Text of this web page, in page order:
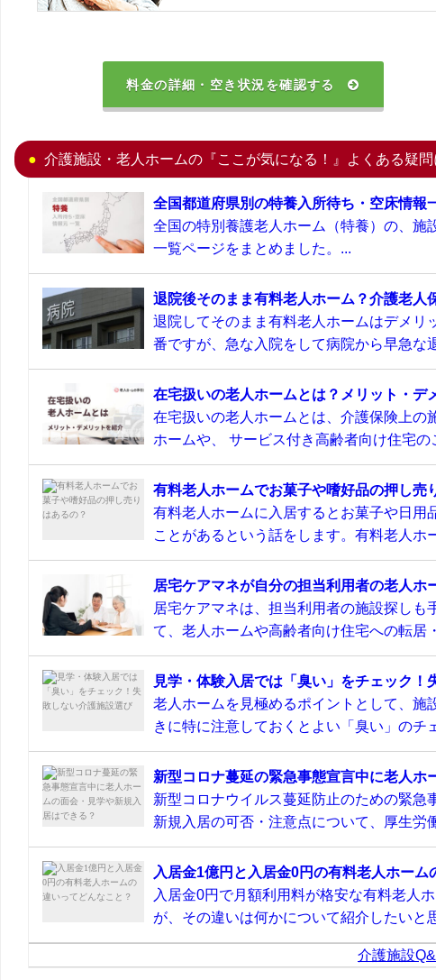
料金の詳細・空き状況を確認する
介護施設・老人ホームの『ここが気になる！』よくある疑問
全国都道府県別の特養入所待ち・空床情報
全国の特別養護老人ホーム（特養）の、施
一覧ページをまとめました。...
退院後そのまま有料老人ホーム？介護老人
退院してそのまま有料老人ホームはデメリ
番ですが、急な入院をして病院から早急な
在宅扱いの老人ホームとは？メリット・デ
在宅扱いの老人ホームとは、介護保険上の
ホームや、 サービス付き高齢者向け住宅の
有料老人ホームでお菓子や嗜好品の押し売
有料老人ホームに入居するとお菓子や日用
ことがあるという話をします。有料老人ホ
居宅ケアマネが自分の担当利用者の老人ホ
居宅ケアマネは、担当利用者の施設探し
て、老人ホームや高齢者向け住宅への転居
見学・体験入居では「臭い」をチェック！
老人ホームを見極めるポイントとして、施
きに特に注意しておくとよい「臭い」のチ
新型コロナ蔓延の緊急事態宣言中に老人ホ
新型コロナウイルス蔓延防止のための緊
新規入居の可否・注意点について、厚生労
入居金1億円と入居金0円の有料老人ホーム
入居金0円で月額利用料が格安な有料老人
が、その違いは何かについて紹介したいと
介護施設